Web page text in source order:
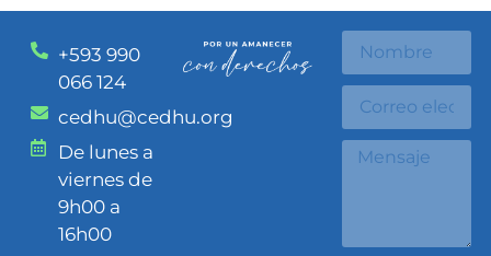
+593 990
066 124
cedhu@cedhu.org
De lunes a
viernes de
9h00 a
16h00